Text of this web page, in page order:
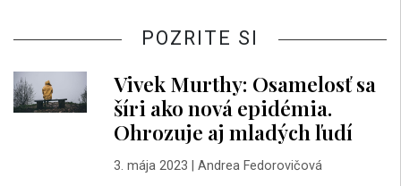
POZRITE SI
Vivek Murthy: Osamelosť sa
šíri ako nová epidémia.
Ohrozuje aj mladých ľudí
3. mája 2023 Andrea Fedorovičová